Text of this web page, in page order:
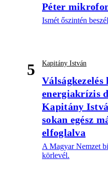
Péter
Ismét őszintén
5 Kapitány István
Válságkezelés
energiakrízis
Kapitány
sokan egész
elfoglalva
A Magyar Nemzet
körlevél.